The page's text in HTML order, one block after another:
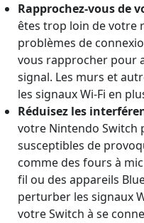
Rapprochez-vous de
êtes trop loin de votre
problèmes de
vous rapprocher pour
signal. Les murs et
les signaux Wi-Fi en
Réduisez les
votre Nintendo Switch
susceptibles de
comme des fours à
fil ou des appareils
perturber les signaux
votre Switch à se